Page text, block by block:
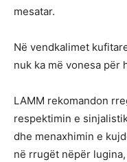
mesatar.
Në vendkalimet
nuk ka më vonesa për
LAMM rekomandon
respektimin e
dhe menaxhimin e
në rrugët nëpër